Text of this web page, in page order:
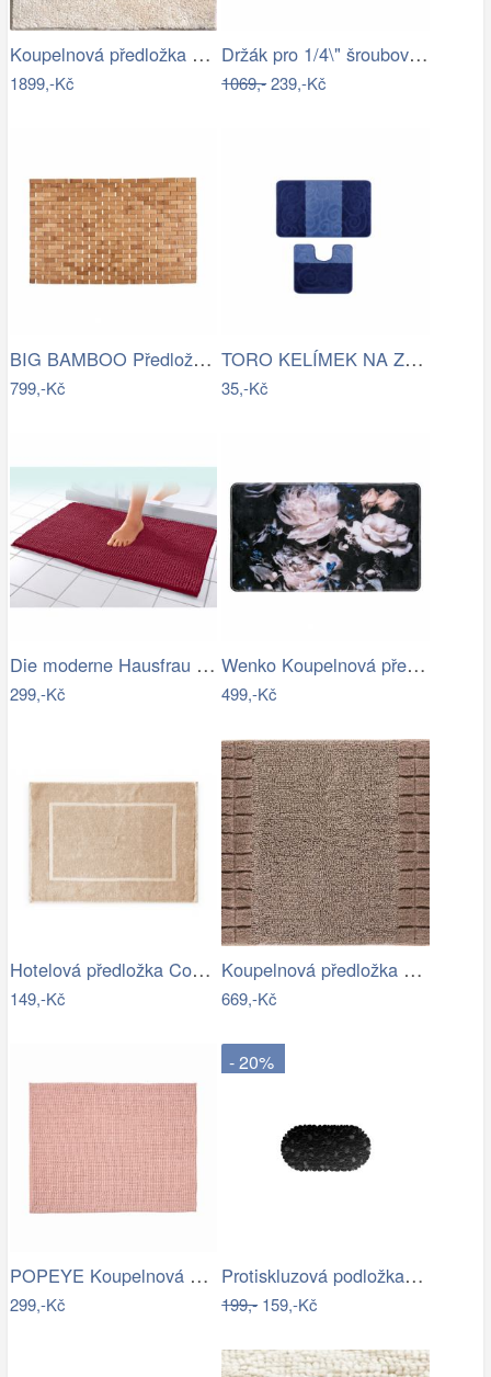
Koupelnová předložka MARLA
1899,-Kč
Držák pro 1/4\" šroubováky a nástrčné…
1069,-239,-Kč
BIG BAMBOO Předložka do koupelny…
799,-Kč
TORO KELÍMEK NA ZUBNÍ KARTÁČEK, PLAST
35,-Kč
Die moderne Hausfrau Koupelnová…
299,-Kč
Wenko Koupelnová předložka PEONY s…
499,-Kč
Hotelová předložka Comfort krémová 750g…
149,-Kč
Koupelnová předložka CHESS
669,-Kč
POPEYE Koupelnová předložka 80 x 60 cm …
299,-Kč
- 20%
Protiskluzová podložka do koupelny…
199,-159,-Kč